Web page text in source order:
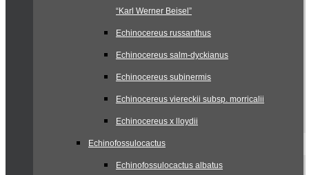
“Karl Werner Beisel”
Echinocereus russanthus
Echinocereus salm-dyckianus
Echinocereus subinermis
Echinocereus viereckii subsp. morricalii
Echinocereus x lloydii
Echinofossulocactus
Echinofossulocactus albatus